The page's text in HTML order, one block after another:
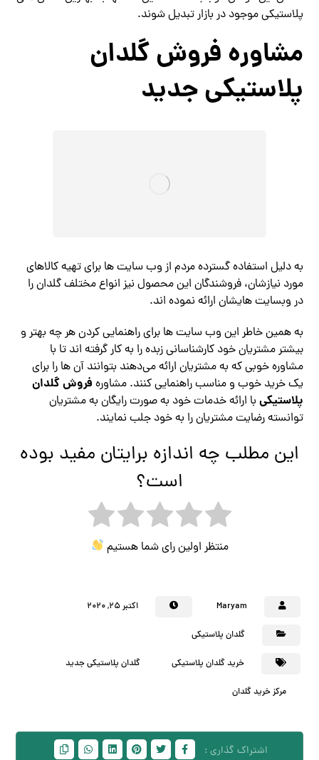
پلاستیکی موجود در بازار تبدیل شوند.
مشاوره فروش گلدان
پلاستیکی جدید
به دلیل استفاده گسترده مردم از وب سایت ها برای تهیه کالاهای
مورد نیازشان، فروشندگان این محصول نیز انواع مختلف گلدان را
در وبسایت هایشان ارائه نموده اند.
به همین خاطر این وب سایت ها برای راهنمایی کردن هر چه بهتر و
بیشتر مشتریان خود کارشناسانی زبده را به کار گرفته اند تا با
مشاوره خوبی که به مشتریان ارائه می‌دهند بتوانند آن ها را برای
یک خرید خوب و مناسب راهنمایی کنند. مشاوره فروش گلدان
پلاستیکی با ارائه خدمات خود به صورت رایگان به مشتریان
توانسته رضایت مشتریان را به ‌خود جلب نمایند.
این مطلب چه اندازه برایتان مفید بوده
است؟
منتظر اولین رای شما هستیم
Maryam اکتبر ۲۵, ۲۰۲۰
گلدان پلاستیکی
خرید گلدان پلاستیکی گلدان پلاستیکی جدید
مرکز خرید گلدان